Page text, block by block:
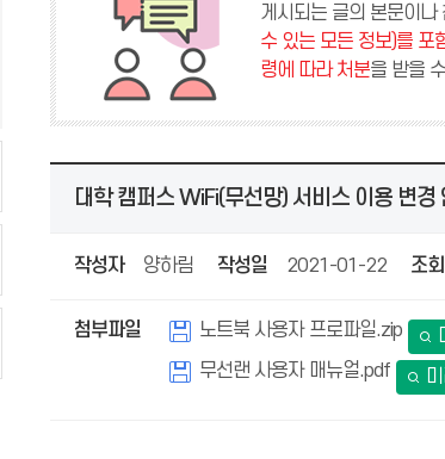
게시되는 글의 본문이나
수 있는 모든 정보)를 포
령에 따라 처분을 받을
대학 캠퍼스 WiFi(무선망) 서비스 이용 변경
작성자 양하림 작성일 2021-01-22 조
첨부파일 노트북 사용자 프로파일.zip
무선랜 사용자 매뉴얼.pdf